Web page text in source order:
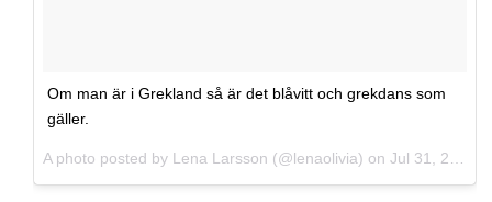
Om man är i Grekland så är det blåvitt och grekdans som
gäller.
A photo posted by Lena Larsson (@lenaolivia) onJul 31, 2013 at 8:50am PDT